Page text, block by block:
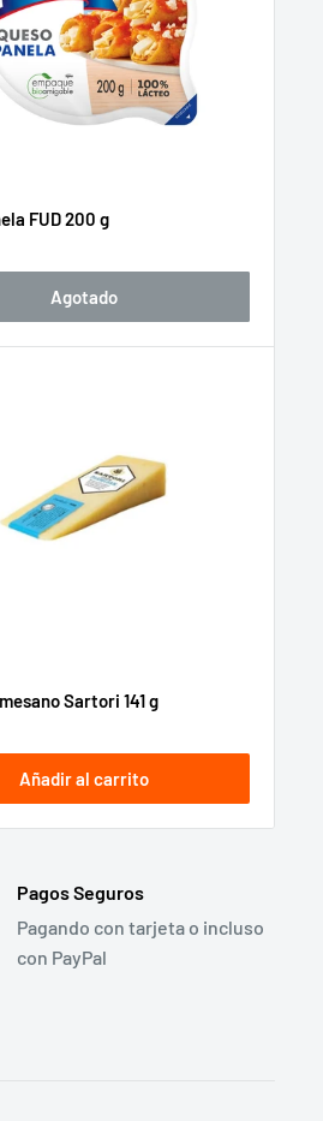
FUD 200 g
Agotado
Sartori 141 g
Añadir al carrito
Pagos Seguros
Pagando con tarjeta o incluso
con PayPal